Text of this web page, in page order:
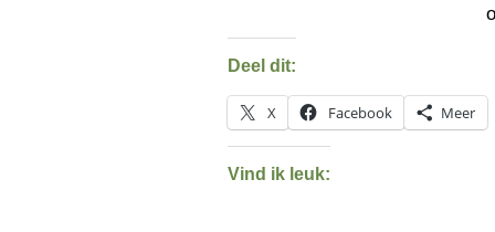
Deel dit:
X Facebook Meer
Vind ik leuk: